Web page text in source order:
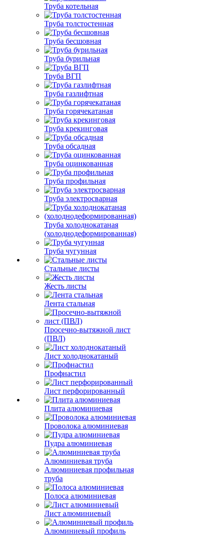
Труба котельная
Труба толстостенная
Труба бесшовная
Труба бурильная
Труба ВГП
Труба газлифтная
Труба горячекатаная
Труба крекинговая
Труба обсадная
Труба оцинкованная
Труба профильная
Труба электросварная
Труба холоднокатаная
(холоднодеформированная)
Труба чугунная
Стальные листы
Жесть листы
Лента стальная
Просечно-вытяжной лист
(ПВЛ)
Лист холоднокатаный
Профнастил
Лист перфорированный
Плита алюминиевая
Проволока алюминиевая
Пудра алюминиевая
Алюминиевая труба
Алюминиевая профильная
труба
Полоса алюминиевая
Лист алюминиевый
Алюминиевый профиль